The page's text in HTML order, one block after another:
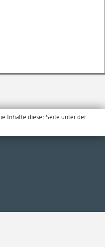
Inhalte dieser Seite unter der